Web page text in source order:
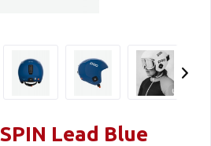
Lead Blue